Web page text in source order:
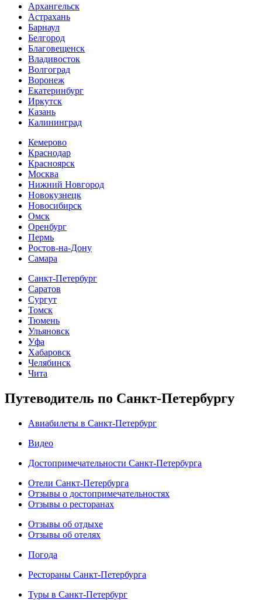
Архангельск
Астрахань
Барнаул
Белгород
Благовещенск
Владивосток
Волгоград
Воронеж
Екатеринбург
Иркутск
Казань
Калининград
Кемерово
Краснодар
Красноярск
Москва
Нижний Новгород
Новокузнецк
Новосибирск
Омск
Оренбург
Пермь
Ростов-на-Дону
Самара
Санкт-Петербург
Саратов
Сургут
Томск
Тюмень
Ульяновск
Уфа
Хабаровск
Челябинск
Чита
Путеводитель по Санкт-Петербургу
Авиабилеты в Санкт-Петербург
Видео
Достопримечательности Санкт-Петербурга
Отели Санкт-Петербурга
Отзывы о достопримечательностях
Отзывы о ресторанах
Отзывы об отдыхе
Отзывы об отелях
Погода
Рестораны Санкт-Петербурга
Туры в Санкт-Петербург